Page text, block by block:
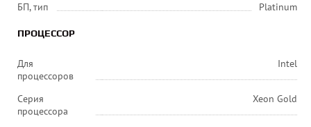
БП, тип
Platinum
ПРОЦЕССОР
Для
процессоров
Intel
Серия
процессора
Xeon Gold